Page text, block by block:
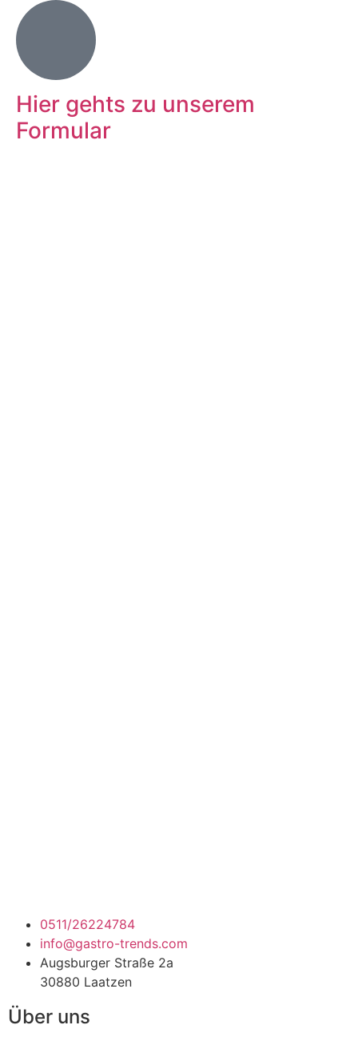
Hier gehts zu unserem
Formular
0511/26224784
info@gastro-trends.com
Augsburger Straße 2a
30880 Laatzen
Über uns